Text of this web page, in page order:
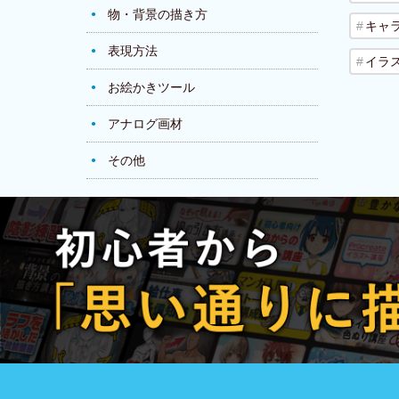
物・背景の描き方
表現方法
お絵かきツール
アナログ画材
その他
キャ
イラ